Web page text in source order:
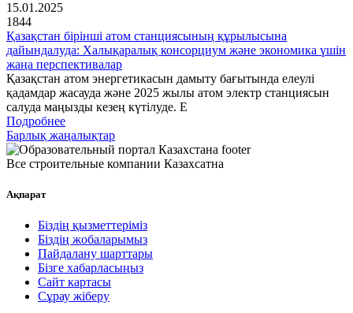
15.01.2025
1844
Қазақстан бірінші атом станциясының құрылысына
дайындалуда: Халықаралық консорциум және экономика үшін
жаңа перспективалар
Қазақстан атом энергетикасын дамыту бағытында елеулі
қадамдар жасауда және 2025 жылы атом электр станциясын
салуда маңызды кезең күтілуде. Е
Подробнее
Барлық жаңалықтар
Все строительные компании Казахсатна
Ақпарат
Біздің қызметтеріміз
Біздің жобаларымыз
Пайдалану шарттары
Бізге хабарласыңыз
Сайт картасы
Сұрау жіберу